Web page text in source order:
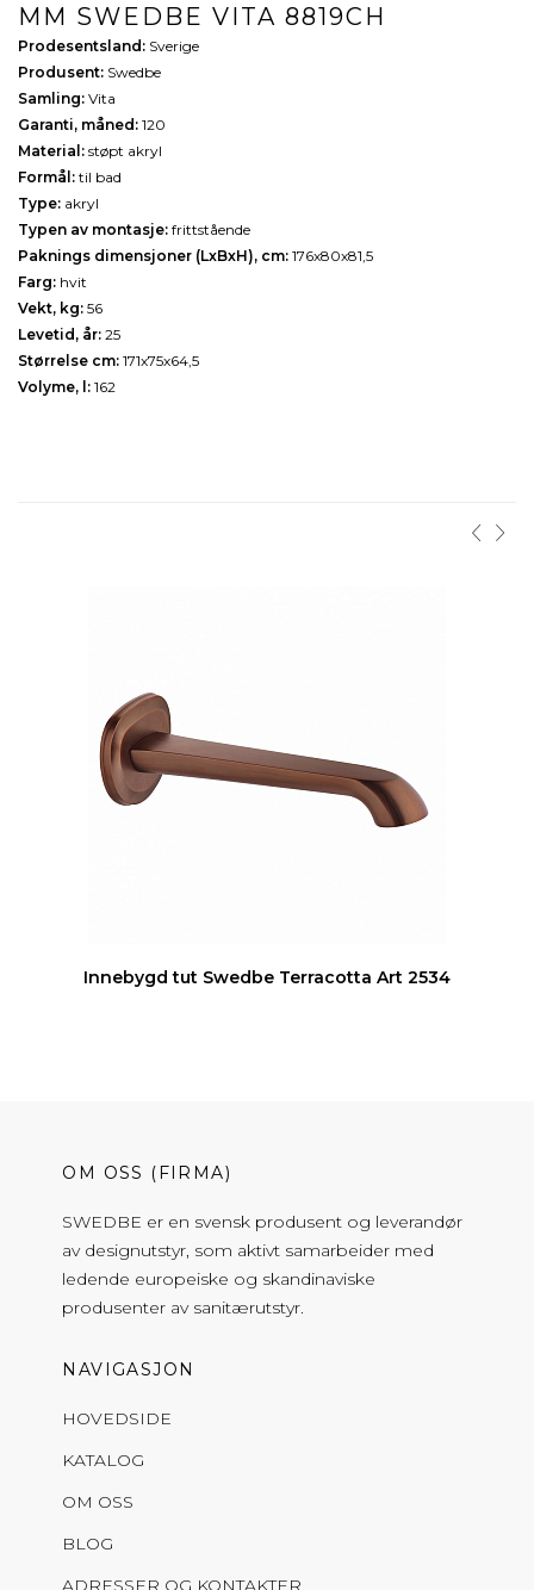
MM SWEDBE VITA 8819CH
Prodesentsland: Sverige
Produsent: Swedbe
Samling: Vita
Garanti, måned: 120
Material: støpt akryl
Formål: til bad
Type: akryl
Typen av montasje: frittstående
Paknings dimensjoner (LxBxH), cm: 176х80х81,5
Farg: hvit
Vekt, kg: 56
Levetid, år: 25
Størrelse cm: 171х75х64,5
Volyme, l: 162
Innebygd tut Swedbe Terracotta Art 2534
OM OSS (FIRMA)
SWEDBE er en svensk produsent og leverandør
av designutstyr, som aktivt samarbeider med
ledende europeiske og skandinaviske
produsenter av sanitærutstyr.
NAVIGASJON
HOVEDSIDE
KATALOG
OM OSS
BLOG
ADRESSER OG KONTAKTER